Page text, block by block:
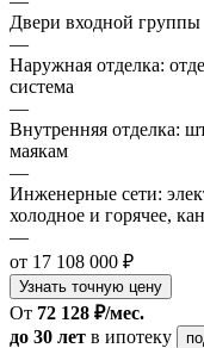
Двери входной группы
—
Наружная отделка:
система
—
Внутренняя отделка:
маякам
—
Инженерные сети:
холодное и горячее,
—
от 17 108 000 ₽
Узнать точную цену
От 72 128 ₽/мес.
до 30 лет в ипотеку